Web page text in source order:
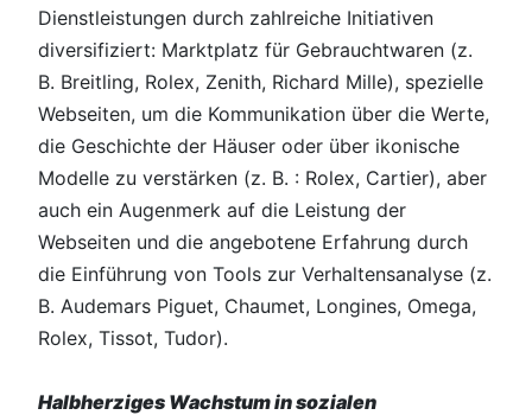
Dienstleistungen durch zahlreiche Initiativen
diversifiziert: Marktplatz für Gebrauchtwaren (z.
B. Breitling, Rolex, Zenith, Richard Mille), spezielle
Webseiten, um die Kommunikation über die Werte,
die Geschichte der Häuser oder über ikonische
Modelle zu verstärken (z. B. : Rolex, Cartier), aber
auch ein Augenmerk auf die Leistung der
Webseiten und die angebotene Erfahrung durch
die Einführung von Tools zur Verhaltensanalyse (z.
B. Audemars Piguet, Chaumet, Longines, Omega,
Rolex, Tissot, Tudor).
Halbherziges Wachstum in sozialen